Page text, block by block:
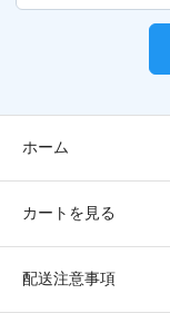
ホーム
カートを見る
配送注意事項